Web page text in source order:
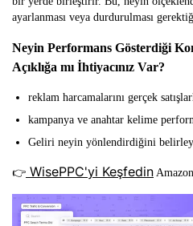
ayarlanması veya durdurulması
Neyin Performans Gösterdiği
Açıklığa mı İhtiyacınız Var?
reklam harcamalarını gerçek
kampanya ve anahtar kelime
Geliri neyin yönlendirdiğini
👉 WisePPC'yi Keşfedin